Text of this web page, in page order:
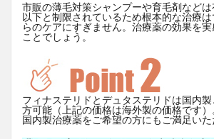
市販の薄毛対策シャンプーや育毛剤など
以下と制限されているため根本的な治療
らのケアにすぎません。治療薬の効果を
ことでしょう。
フィナステリドとデュタステリドは国内
方可能（上記の価格は海外製の価格です）
国内製治療薬をご希望の方にもご満足いた